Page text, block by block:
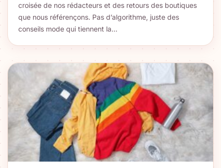
croisée de nos rédacteurs et des retours des boutiques
que nous référençons. Pas d’algorithme, juste des
conseils mode qui tiennent la…